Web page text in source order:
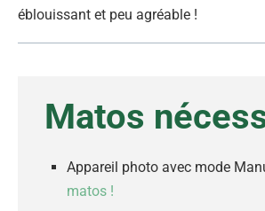
éblouissant et peu agréable !
Matos
Appareil photo avec mode
matos !